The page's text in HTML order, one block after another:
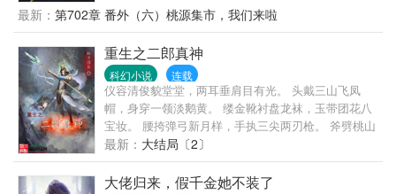
从一个大小300米的小庇护所开始。没有空间异能？庇
护所系统仓库，照样可以当空间异能用。没有武器？
庇护所防御，不管是丧尸还是人类都不怕。出去搜索
物资怎么办？庇护所能让张文不被丧尸攻击，整个城
市都是他的。很快张文的庇护所，就是末世人人向往
的存在。物资，小姐姐……赶紧到碗里，不，我的庇
护所来。张文发誓，这世，他只为自己而活。
最新： 第702章 番外（六）桃源集市，我们来啦
重生之二郎真神
科幻小说 连载
仪容清俊貌堂堂，两耳垂肩目有光。 头戴三山飞凤
帽，身穿一领淡鹅黄。 缕金靴衬盘龙袜，玉带团花八
宝妆。 腰挎弹弓新月样，手执三尖两刃枪。 斧劈桃山
曾救母，弹打鋋罗双凤凰。 力诛八怪声名远，义结梅
山七圣行。 心高不认天家眷，性傲归神住灌江。 赤城
昭惠英灵圣，显化无边号二郎。 生前荣耀财富与一身
最新： 大结局〔2〕
大佬归来，假千金她不装了